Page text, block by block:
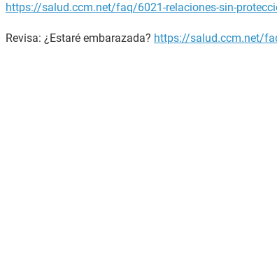
https://salud.ccm.net/faq/6021-relaciones-sin-
Revisa: ¿Estaré embarazada? https://salud.ccm.net/